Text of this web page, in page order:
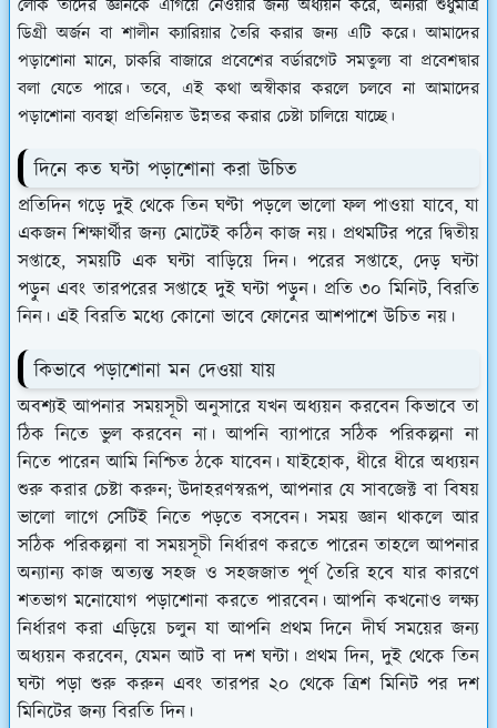
লোক তাদের জ্ঞানকে এগিয়ে নেওয়ার জন্য অধ্যয়ন করে, অন্যরা শুধুমাত্র
ডিগ্রী অর্জন বা শালীন ক্যারিয়ার তৈরি করার জন্য এটি করে। আমাদের
পড়াশোনা মানে, চাকরি বাজারে প্রবেশের বর্ডারগেট সমতুল্য বা প্রবেশদ্বার
বলা যেতে পারে। তবে, এই কথা অস্বীকার করলে চলবে না আমাদের
পড়াশোনা ব্যবস্থা প্রতিনিয়ত উন্নতর করার চেষ্টা চালিয়ে যাচ্ছে।
দিনে কত ঘন্টা পড়াশোনা করা উচিত
প্রতিদিন গড়ে দুই থেকে তিন ঘণ্টা পড়লে ভালো ফল পাওয়া যাবে, যা
একজন শিক্ষার্থীর জন্য মোটেই কঠিন কাজ নয়। প্রথমটির পরে দ্বিতীয়
সপ্তাহে, সময়টি এক ঘন্টা বাড়িয়ে দিন। পরের সপ্তাহে, দেড় ঘন্টা
পড়ুন এবং তারপরের সপ্তাহে দুই ঘন্টা পড়ুন। প্রতি ৩০ মিনিট, বিরতি
নিন। এই বিরতি মধ্যে কোনো ভাবে ফোনের আশপাশে উচিত নয়।
কিভাবে পড়াশোনা মন দেওয়া যায়
অবশ্যই আপনার সময়সূচী অনুসারে যখন অধ্যয়ন করবেন কিভাবে তা
ঠিক নিতে ভুল করবেন না। আপনি ব্যাপারে সঠিক পরিকল্পনা না
নিতে পারেন আমি নিশ্চিত ঠকে যাবেন। যাইহোক, ধীরে ধীরে অধ্যয়ন
শুরু করার চেষ্টা করুন; উদাহরণস্বরূপ, আপনার যে সাবজেক্ট বা বিষয়
ভালো লাগে সেটিই নিতে পড়তে বসবেন। সময় জ্ঞান থাকলে আর
সঠিক পরিকল্পনা বা সময়সূচী নির্ধারণ করতে পারেন তাহলে আপনার
অন্যান্য কাজ অত্যন্ত সহজ ও সহজজাত পূর্ণ তৈরি হবে যার কারণে
শতভাগ মনোযোগ পড়াশোনা করতে পারবেন। আপনি কখনোও লক্ষ্য
নির্ধারণ করা এড়িয়ে চলুন যা আপনি প্রথম দিনে দীর্ঘ সময়ের জন্য
অধ্যয়ন করবেন, যেমন আট বা দশ ঘন্টা। প্রথম দিন, দুই থেকে তিন
ঘন্টা পড়া শুরু করুন এবং তারপর ২০ থেকে ত্রিশ মিনিট পর দশ
মিনিটের জন্য বিরতি দিন।